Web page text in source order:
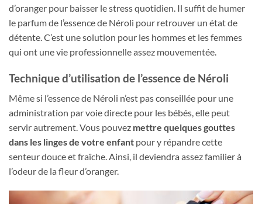
d’oranger pour baisser le stress quotidien. Il suffit de humer
le parfum de l’essence de Néroli pour retrouver un état de
détente. C’est une solution pour les hommes et les femmes
qui ont une vie professionnelle assez mouvementée.
Technique d’utilisation de l’essence de Néroli
Même si l’essence de Néroli n’est pas conseillée pour une
administration par voie directe pour les bébés, elle peut
servir autrement. Vous pouvez mettre quelques gouttes
dans les linges de votre enfant pour y répandre cette
senteur douce et fraîche. Ainsi, il deviendra assez familier à
l’odeur de la fleur d’oranger.